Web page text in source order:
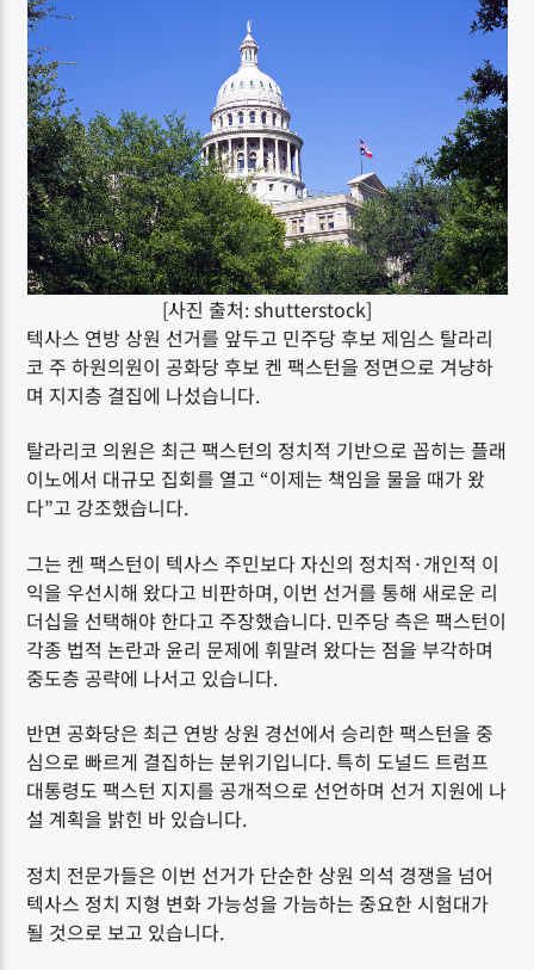
DK NET Radio.co
[사진 출처: shutterstock]
텍사스 연방 상원 선거를 앞두고 민주당 후보 제임스 탈라리
코 주 하원의원이 공화당 후보 켄 팩스턴을 정면으로 겨냥하
며 지지층 결집에 나섰습니다.
탈라리코 의원은 최근 팩스턴의 정치적 기반으로 꼽히는 플래
이노에서 대규모 집회를 열고 “이제는 책임을 물을 때가 왔
다”고 강조했습니다.
그는 켄 팩스턴이 텍사스 주민보다 자신의 정치적·개인적 이
익을 우선시해 왔다고 비판하며, 이번 선거를 통해 새로운 리
더십을 선택해야 한다고 주장했습니다. 민주당 측은 팩스턴이
각종 법적 논란과 윤리 문제에 휘말려 왔다는 점을 부각하며
중도층 공략에 나서고 있습니다.
반면 공화당은 최근 연방 상원 경선에서 승리한 팩스턴을 중
심으로 빠르게 결집하는 분위기입니다. 특히 도널드 트럼프
대통령도 팩스턴 지지를 공개적으로 선언하며 선거 지원에 나
설 계획을 밝힌 바 있습니다.
정치 전문가들은 이번 선거가 단순한 상원 의석 경쟁을 넘어
텍사스 정치 지형 변화 가능성을 가늠하는 중요한 시험대가
될 것으로 보고 있습니다.